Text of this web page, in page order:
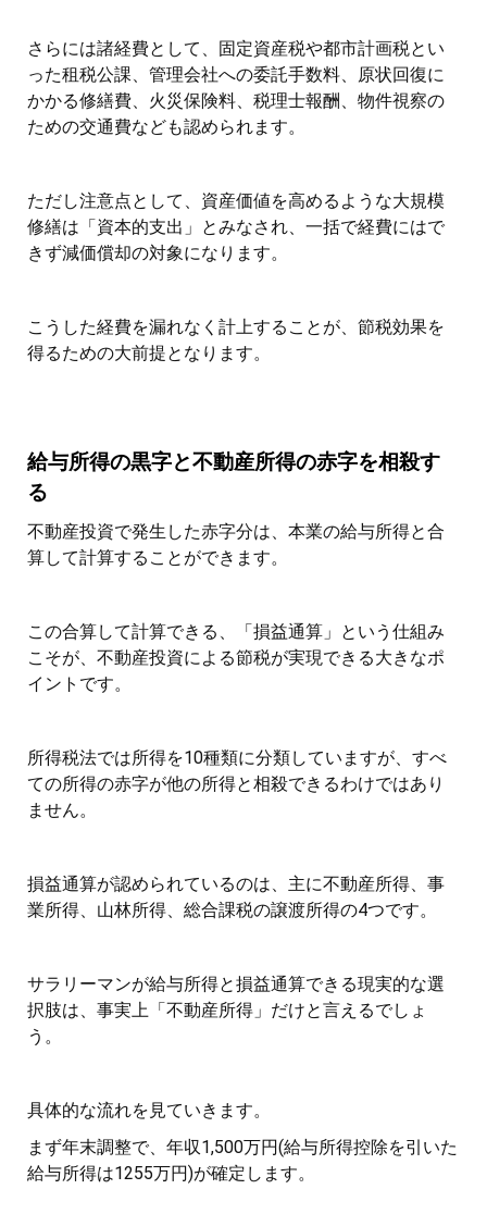
さらには諸経費として、固定資産税や都市計画税とい
った租税公課、管理会社への委託手数料、原状回復に
かかる修繕費、火災保険料、税理士報酬、物件視察の
ための交通費なども認められます。
ただし注意点として、資産価値を高めるような大規模
修繕は「資本的支出」とみなされ、一括で経費にはで
きず減価償却の対象になります。
こうした経費を漏れなく計上することが、節税効果を
得るための大前提となります。
給与所得の黒字と不動産所得の赤字を相殺す
る
不動産投資で発生した赤字分は、本業の給与所得と合
算して計算することができます。
この合算して計算できる、「損益通算」という仕組み
こそが、不動産投資による節税が実現できる大きなポ
イントです。
所得税法では所得を10種類に分類していますが、すべ
ての所得の赤字が他の所得と相殺できるわけではあり
ません。
損益通算が認められているのは、主に不動産所得、事
業所得、山林所得、総合課税の譲渡所得の4つです。
サラリーマンが給与所得と損益通算できる現実的な選
択肢は、事実上「不動産所得」だけと言えるでしょ
う。
具体的な流れを見ていきます。
まず年末調整で、年収1,500万円(給与所得控除を引いた
給与所得は1255万円)が確定します。